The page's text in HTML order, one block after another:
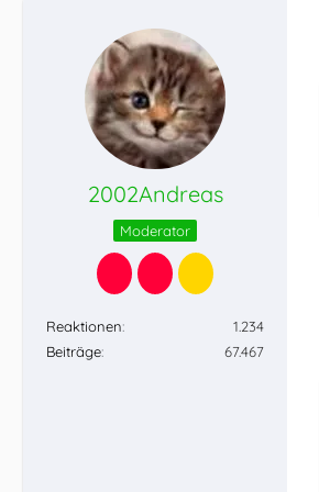
2002Andreas
Moderator
Reaktionen
1.234
Beiträge
67.467